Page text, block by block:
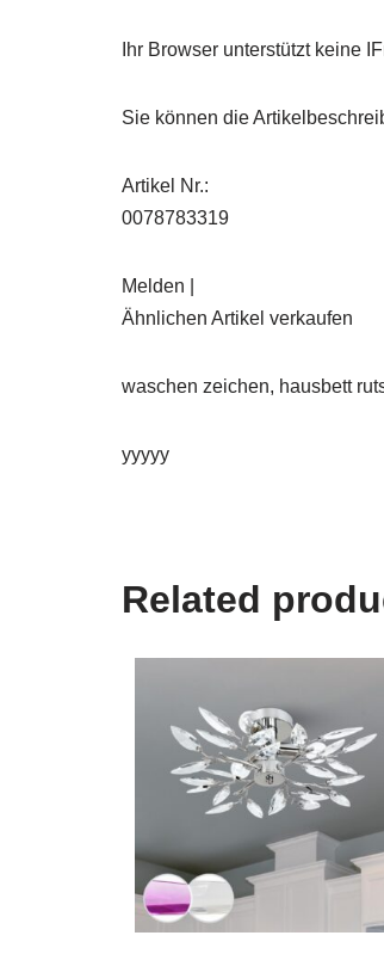
Ihr Browser unterstützt keine
Sie können die
Artikel Nr.:
0078783319
Melden |
Ähnlichen Artikel verkaufen
waschen zeichen, hausbett
yyyyy
Related